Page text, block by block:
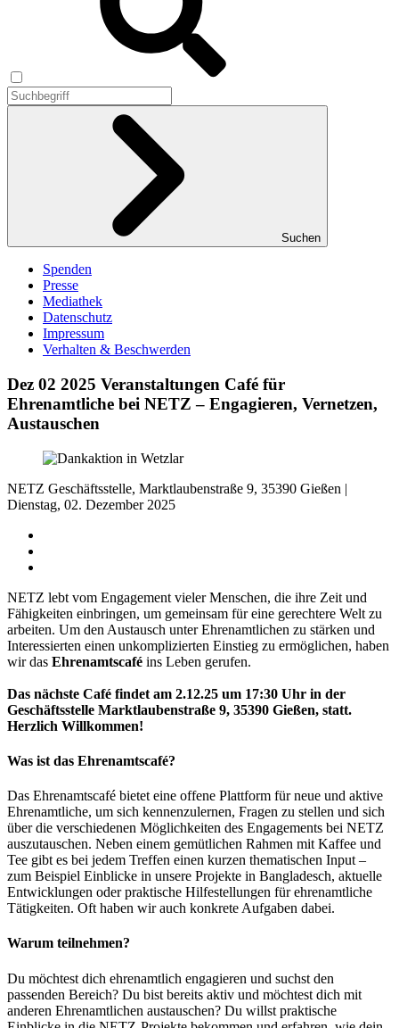
Suchen
Spenden
Presse
Mediathek
Datenschutz
Impressum
Verhalten & Beschwerden
Dez 02 2025 Veranstaltungen Café für
Ehrenamtliche bei NETZ – Engagieren, Vernetzen,
Austauschen
NETZ Geschäftsstelle, Marktlaubenstraße 9, 35390 Gießen |
Dienstag, 02. Dezember 2025
NETZ lebt vom Engagement vieler Menschen, die ihre Zeit und
Fähigkeiten einbringen, um gemeinsam für eine gerechtere Welt zu
arbeiten. Um den Austausch unter Ehrenamtlichen zu stärken und
Interessierten einen unkomplizierten Einstieg zu ermöglichen, haben
wir das Ehrenamtscafé ins Leben gerufen.
Das nächste Café findet am 2.12.25 um 17:30 Uhr in der
Geschäftsstelle Marktlaubenstraße 9, 35390 Gießen, statt.
Herzlich Willkommen!
Was ist das Ehrenamtscafé?
Das Ehrenamtscafé bietet eine offene Plattform für neue und aktive
Ehrenamtliche, um sich kennenzulernen, Fragen zu stellen und sich
über die verschiedenen Möglichkeiten des Engagements bei NETZ
auszutauschen. Neben einem gemütlichen Rahmen mit Kaffee und
Tee gibt es bei jedem Treffen einen kurzen thematischen Input –
zum Beispiel Einblicke in unsere Projekte in Bangladesch, aktuelle
Entwicklungen oder praktische Hilfestellungen für ehrenamtliche
Tätigkeiten. Oft haben wir auch konkrete Aufgaben dabei.
Warum teilnehmen?
Du möchtest dich ehrenamtlich engagieren und suchst den
passenden Bereich? Du bist bereits aktiv und möchtest dich mit
anderen Ehrenamtlichen austauschen? Du willst praktische